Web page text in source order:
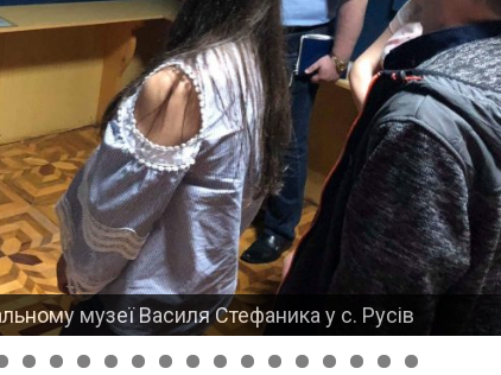
музеї Василя Стефаника у с. Русів